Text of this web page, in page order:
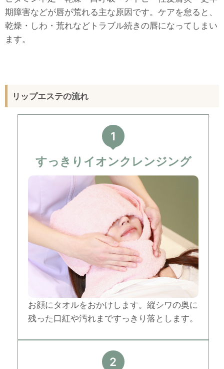
期障害などが唇が荒れる主な原因です。ケアを怠ると、
乾燥・しわ・荒れなどトラブル続きの唇になってしまい
ます。
リップエステの流れ
1
すっきりイオンクレンジング
お顔にタオルをおかけします。縦シワの奥に
残った口紅や汚れまですっきり落とします。
2